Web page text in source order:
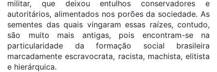
militar, que deixou entulhos conservadores e
autoritários, alimentados nos porões da sociedade. As
sementes das quais vingaram essas raízes, contudo,
são muito mais antigas, pois encontram-se na
particularidade da formação social brasileira
marcadamente escravocrata, racista, machista, elitista
e hierárquica.